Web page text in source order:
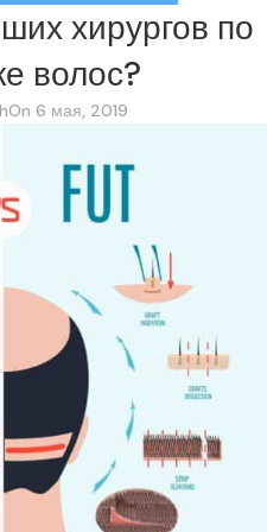
хирургов по
волос?
On 6 мая, 2019